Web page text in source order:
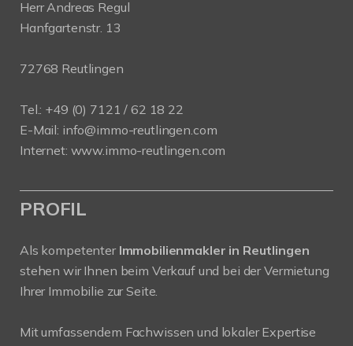
Herr Andreas Regul
Hanfgartenstr. 13
72768 Reutlingen
Tel.: +49 (0) 7121 / 62 18 22
E-Mail: info@immo-reutlingen.com
Internet: www.immo-reutlingen.com
PROFIL
Als kompetenter Immobilienmakler in Reutlingen
stehen wir Ihnen beim Verkauf und bei der Vermietung
Ihrer Immobilie zur Seite.
Mit umfassendem Fachwissen und lokaler Expertise